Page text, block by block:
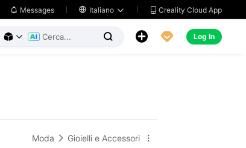
 Messages  Italiano   Creality Cloud App
     Log In
Moda  Gioielli e Accessori 